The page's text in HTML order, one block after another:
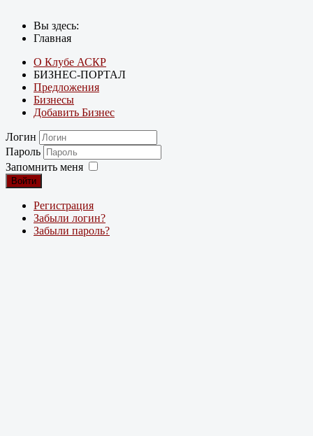
Вы здесь:
Главная
О Клубе АСКР
БИЗНЕС-ПОРТАЛ
Предложения
Бизнесы
Добавить Бизнес
Логин
Пароль
Запомнить меня
Войти
Регистрация
Забыли логин?
Забыли пароль?